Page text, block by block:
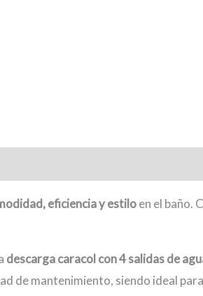
eficiencia y estiloen el baño.
descarga caracol con 4 salidas de
de mantenimiento, siendo ideal para